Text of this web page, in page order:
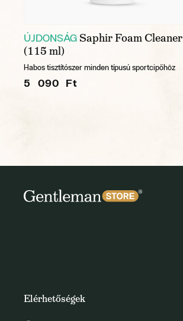
ÚJDONSÁG Saphir Foam Cleaner
(115 ml)
Habos tisztítószer minden típusú sportcipőhöz
5 090 Ft
Elérhetőségek